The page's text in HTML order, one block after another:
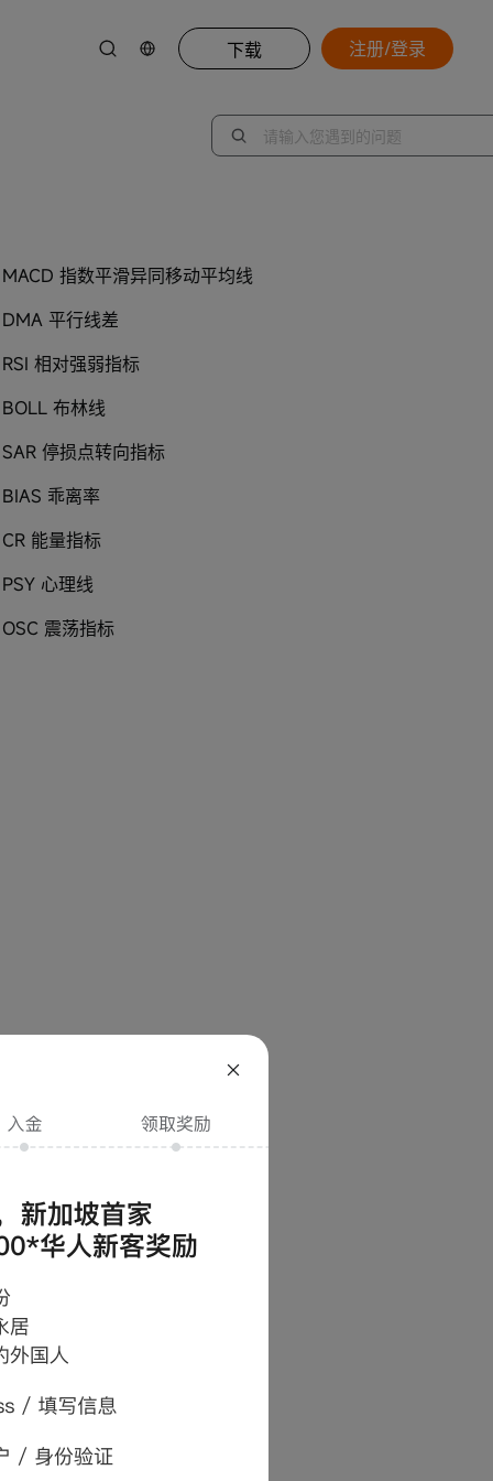
下载 注册/登录
MACD 指数平滑异同移动平均线
DMA 平行线差
RSI 相对强弱指标
BOLL 布林线
SAR 停损点转向指标
BIAS 乖离率
CR 能量指标
PSY 心理线
OSC 震荡指标